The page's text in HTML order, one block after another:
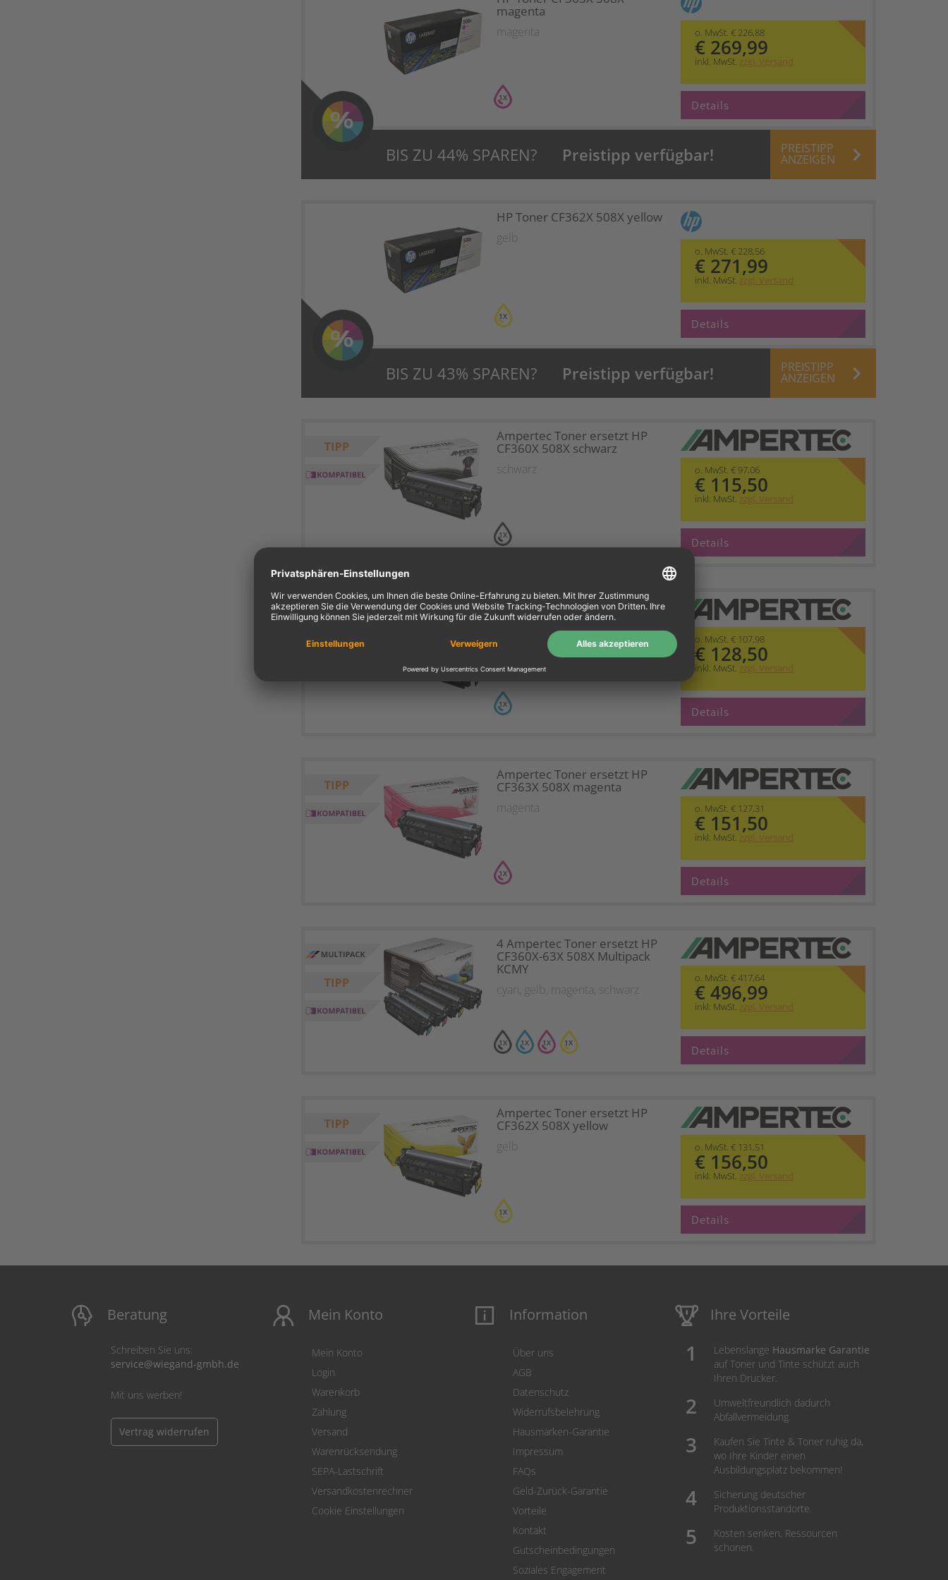
1X
magenta
magenta o. MwSt. € 226,88
€ 269,99
inkl. MwSt. zzgl. Versand
Details
BIS ZU 44% SPAREN? Preistipp verfügbar! PREISTIPP
ANZEIGEN keyboard_arrow_right
1X
HP Toner CF362X 508X yellow
gelb
o. MwSt. € 228,56
€ 271,99
inkl. MwSt. zzgl. Versand
Details
BIS ZU 43% SPAREN? Preistipp verfügbar! PREISTIPP
ANZEIGEN keyboard_arrow_right
1X
Ampertec Toner ersetzt HP
CF360X 508X schwarz
schwarz o. MwSt. € 97,06
€ 115,50
inkl. MwSt. zzgl. Versand
Details
1X
Ampertec Toner ersetzt HP
CF361X 508X cyan
cyan o. MwSt. € 107,98
€ 128,50
inkl. MwSt. zzgl. Versand
Details
1X
Ampertec Toner ersetzt HP
CF363X 508X magenta
magenta o. MwSt. € 127,31
€ 151,50
inkl. MwSt. zzgl. Versand
Details
1X 1X 1X 1X
4 Ampertec Toner ersetzt HP
CF360X-63X 508X Multipack
KCMY
cyan, gelb, magenta, schwarz
o. MwSt. € 417,64
€ 496,99
inkl. MwSt. zzgl. Versand
Details
1X
Ampertec Toner ersetzt HP
CF362X 508X yellow
gelb o. MwSt. € 131,51
€ 156,50
inkl. MwSt. zzgl. Versand
Details
Beratung
Schreiben Sie uns:
service@wiegand-gmbh.de
Mit uns werben!
Vertrag widerrufen
Mein Konto
Mein Konto
Login
Warenkorb
Zahlung
Versand
Warenrücksendung
SEPA-Lastschrift
Versandkostenrechner
Cookie Einstellungen
Information
Über uns
AGB
Datenschutz
Widerrufsbelehrung
Hausmarken-Garantie
Impressum
FAQs
Geld-Zurück-Garantie
Vorteile
Kontakt
Gutscheinbedingungen
Soziales Engagement
Ihre Vorteile
Lebenslange Hausmarke Garantie
auf Toner und Tinte schützt auch
Ihren Drucker.
Umweltfreundlich dadurch
Abfallvermeidung.
Kaufen Sie Tinte & Toner ruhig da,
wo Ihre Kinder einen
Ausbildungsplatz bekommen!
Sicherung deutscher
Produktionsstandorte.
Kosten senken, Ressourcen
schonen.